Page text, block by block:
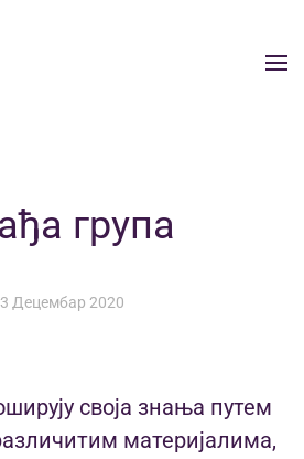
група
Децембар 2020
своја знања путем
материјалима,